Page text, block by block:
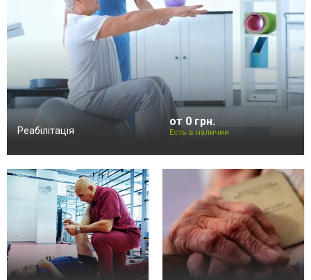
Реабілітація
от 0 грн.
Есть в наличии